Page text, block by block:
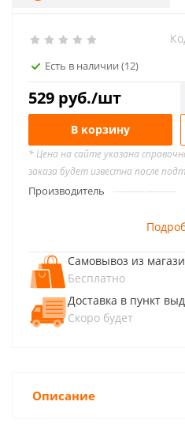
Есть в наличии (12)
529 руб./шт
В корзину
* Цена на сайте указана
заказа будет известна после
Производитель
Самовывоз из
Бесплатно
Доставка в пункт
Скоро будет
Описание